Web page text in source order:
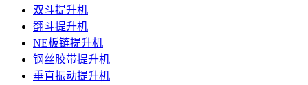
双斗提升机
翻斗提升机
NE板链提升机
钢丝胶带提升机
垂直振动提升机